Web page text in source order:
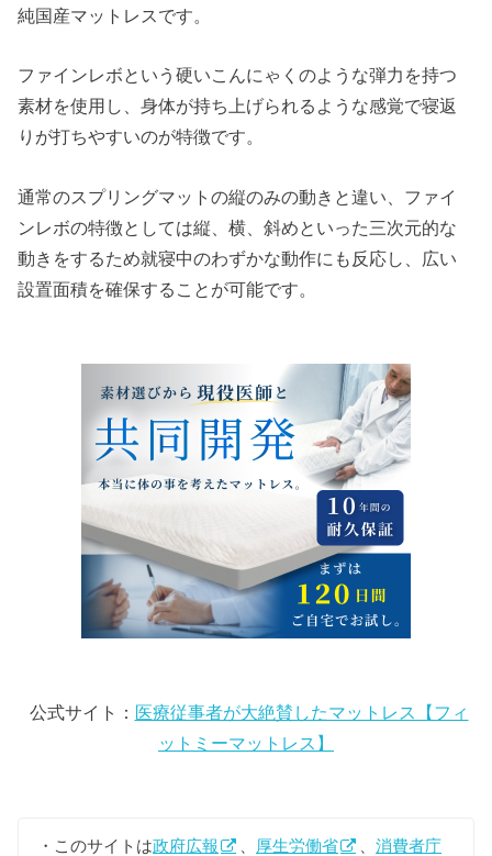
純国産マットレスです。
ファインレボという硬いこんにゃくのような弾力を持つ
素材を使用し、身体が持ち上げられるような感覚で寝返
りが打ちやすいのが特徴です。
通常のスプリングマットの縦のみの動きと違い、ファイ
ンレボの特徴としては縦、横、斜めといった三次元的な
動きをするため就寝中のわずかな動作にも反応し、広い
設置面積を確保することが可能です。
公式サイト： 医療従事者が大絶賛したマットレス【フィ
ットミーマットレス】
・このサイトは政府広報 厚生労働省 、消費者庁